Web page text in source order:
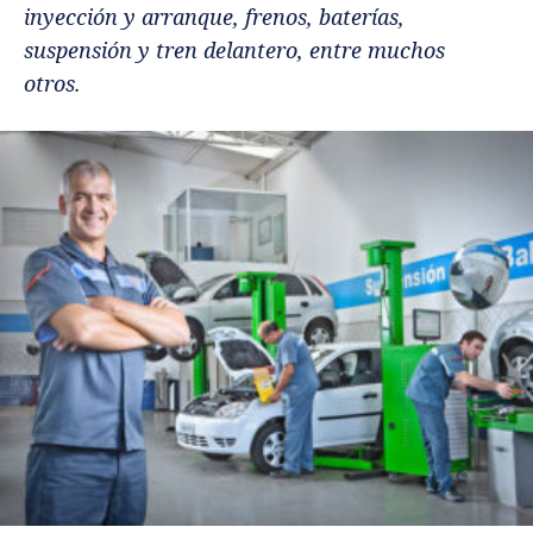
inyección y arranque, frenos, baterías,
suspensión y tren delantero, entre muchos
otros.